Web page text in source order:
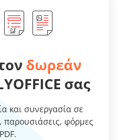
δωρεάν
σας
και συνεργασία σε
φόρμες